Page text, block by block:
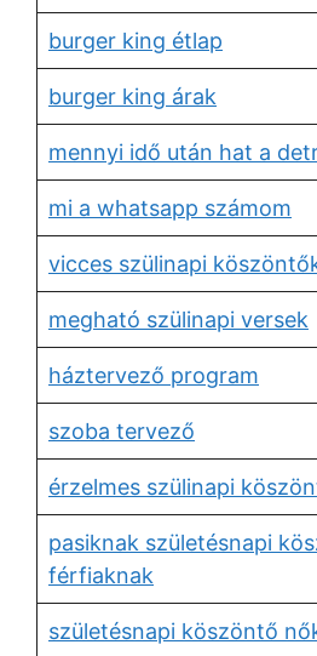
burger king étlap
burger king árak
mennyi idő után hat a
mi a whatsapp számom
vicces szülinapi
megható szülinapi versek
háztervező program
szoba tervező
érzelmes szülinapi
pasiknak születésnapi
férfiaknak
születésnapi köszöntő